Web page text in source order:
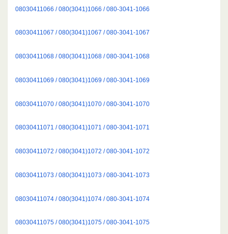
08030411066 / 080(3041)1066 / 080-3041-1066
08030411067 / 080(3041)1067 / 080-3041-1067
08030411068 / 080(3041)1068 / 080-3041-1068
08030411069 / 080(3041)1069 / 080-3041-1069
08030411070 / 080(3041)1070 / 080-3041-1070
08030411071 / 080(3041)1071 / 080-3041-1071
08030411072 / 080(3041)1072 / 080-3041-1072
08030411073 / 080(3041)1073 / 080-3041-1073
08030411074 / 080(3041)1074 / 080-3041-1074
08030411075 / 080(3041)1075 / 080-3041-1075